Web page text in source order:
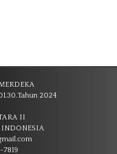
2024
II
INDONESIA